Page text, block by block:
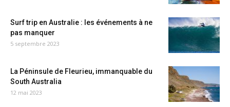
Surf trip en Australie : les événements à ne
pas manquer
5 septembre 2023
La Péninsule de Fleurieu, immanquable du
South Australia
12 mai 2023